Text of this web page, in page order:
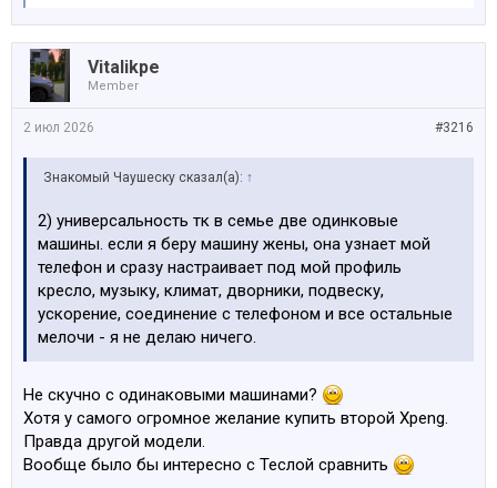
Vitalikpe
Member
#3216
2 июл 2026
Знакомый Чаушеску сказал(а): ↑
2) универсальность тк в семье две одинковые
машины. если я беру машину жены, она узнает мой
телефон и сразу настраивает под мой профиль
кресло, музыку, климат, дворники, подвеску,
ускорение, соединение с телефоном и все остальные
мелочи - я не делаю ничего.
Не скучно с одинаковыми машинами?
Хотя у самого огромное желание купить второй Xpeng.
Правда другой модели.
Вообще было бы интересно с Теслой сравнить